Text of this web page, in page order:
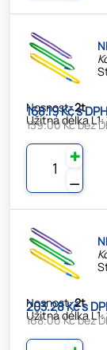
Nosnost:2t
Užitná délka L1:
168.19 Kč s
139.00 Kč bez
⚊
✚
Nosnost:2t
Užitná délka L1:
203.28 Kč s
168.00 Kč bez